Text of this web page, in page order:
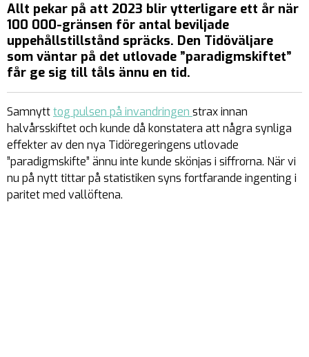
Allt pekar på att 2023 blir ytterligare ett år när
100 000-gränsen för antal beviljade
uppehållstillstånd spräcks. Den Tidöväljare
som väntar på det utlovade ”paradigmskiftet”
får ge sig till tåls ännu en tid.
Samnytttog pulsen på invandringen strax innan
halvårsskiftet och kunde då konstatera att några synliga
effekter av den nya Tidöregeringens utlovade
”paradigmskifte” ännu inte kunde skönjas i siffrorna. När vi
nu på nytt tittar på statistiken syns fortfarande ingenting i
paritet med vallöftena.